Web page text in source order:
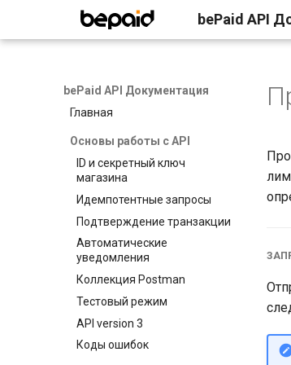
bePaid API
bePaid API Документация
Главная
Основы работы с API
ID и секретный ключ
магазина
Идемпотентные запросы
Подтверждение транзакции
Автоматические
уведомления
Коллекция Postman
Тестовый режим
API version 3
Коды ошибок